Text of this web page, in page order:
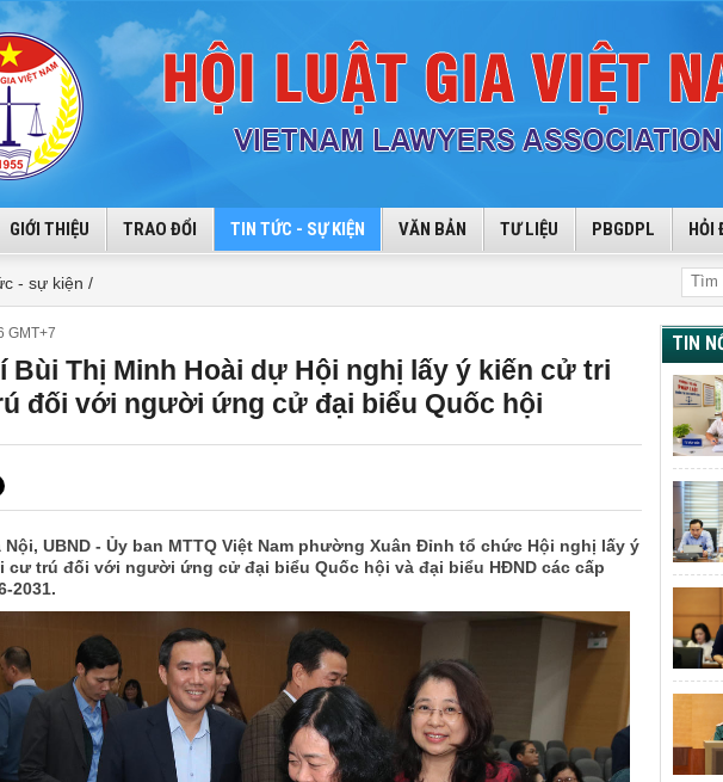
GIỚI THIỆU TRAO ĐỔI TIN TỨC - SỰ KIỆN VĂN BẢN TƯ LIỆU PBGDPL HỎI
- sự kiện /
GMT+7
Bùi Thị Minh Hoài dự Hội nghị lấy ý kiến cử tri
đối với người ứng cử đại biểu Quốc hội
Nội, UBND - Ủy ban MTTQ Việt Nam phường Xuân Đỉnh tổ chức Hội nghị lấy ý
cư trú đối với người ứng cử đại biểu Quốc hội và đại biểu HĐND các cấp
2031.
TIN